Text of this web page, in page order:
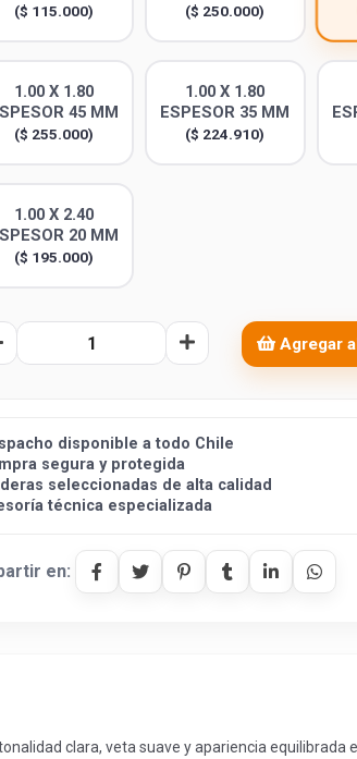
($ 115.000) ($ 250.000)
1.00 X 1.80
45 MM
($ 255.000)
1.00 X 1.80
ESPESOR 35 MM
($ 224.910)
1.00 X 2.40
20 MM
($ 195.000)
Agregar
disponible a todo Chile
segura y protegida
seleccionadas de alta calidad
técnica especializada
en:
clara, veta suave y apariencia equilibrada